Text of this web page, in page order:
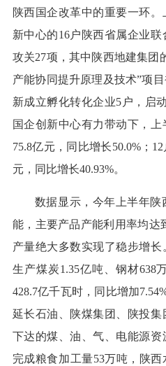
陕西国企改革中的重要一环
新中心的16户陕西省属企业
攻关27项，其中陕西地建集团
产能协同提升原理及技术”项
新成立孵化转化企业5户，启
国企创新中心有力带动下，
75.8亿元，同比增长50.0%；
元，同比增长40.93%。
数据显示，今年上半年
能，主要产品产能利用率均达
产量绝大多数实现了稳步增
生产煤炭1.35亿吨、钢材638
428.7亿千瓦时，同比增加
延长石油、陕煤集团、陕投
下达的煤、油、气、电能源
完成粮食加工量53万吨，陕西